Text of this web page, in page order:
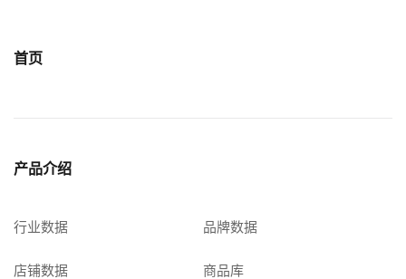
首页
产品介绍
行业数据 品牌数据
店铺数据 商品库